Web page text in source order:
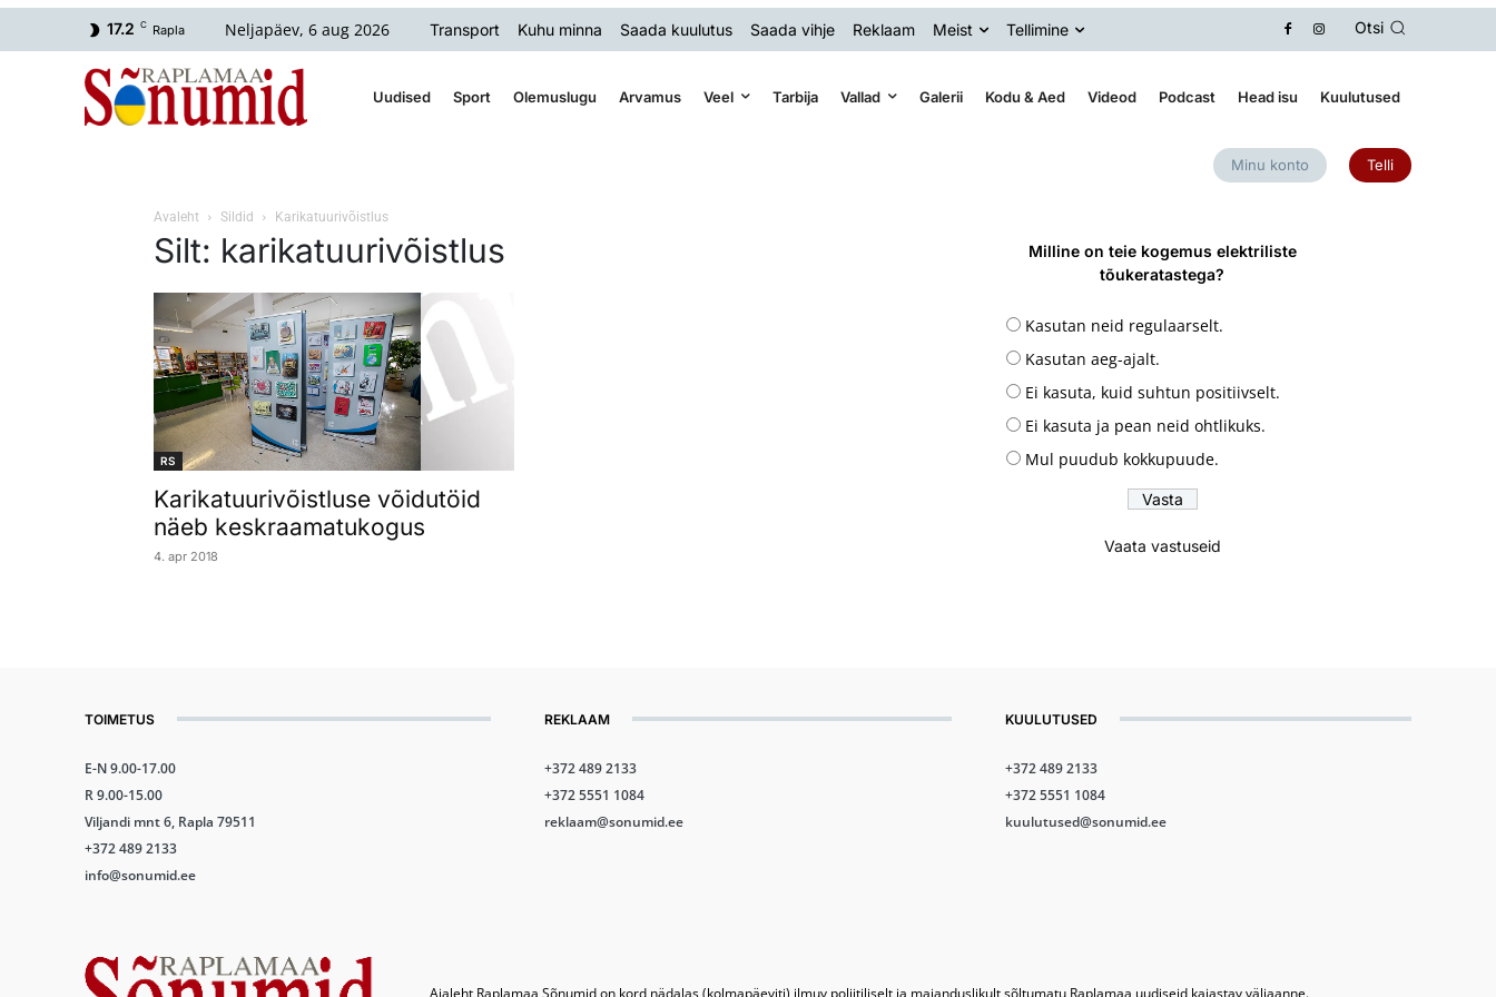
17.2 C Rapla Neljapäev, 6 aug 2026 Transport Kuhu minna Saada kuulutus Saada vihje Reklaam Meist Tellimine Otsi
Uudised Sport Olemuslugu Arvamus Veel Tarbija Vallad Galerii Kodu & Aed Videod Podcast Head isu Kuulutused
Minu konto Telli
Avaleht Sildid Karikatuurivõistlus
Silt: karikatuurivõistlus
RS
Karikatuurivõistluse võidutöid
näeb keskraamatukogus
4. apr 2018
Milline on teie kogemus elektriliste
tõukeratastega?
Kasutan neid regulaarselt.
Kasutan aeg-ajalt.
Ei kasuta, kuid suhtun positiivselt.
Ei kasuta ja pean neid ohtlikuks.
Mul puudub kokkupuude.
Vaata vastuseid
TOIMETUS
E-N 9.00-17.00
R 9.00-15.00
Viljandi mnt 6, Rapla 79511
+372 489 2133
info@sonumid.ee
REKLAAM
+372 489 2133
+372 5551 1084
reklaam@sonumid.ee
KUULUTUSED
+372 489 2133
+372 5551 1084
kuulutused@sonumid.ee
Ajaleht Raplamaa Sõnumid on kord nädalas (kolmapäeviti) ilmuv poliitiliselt ja majanduslikult sõltumatu Raplamaa uudiseid kajastav väljaanne.